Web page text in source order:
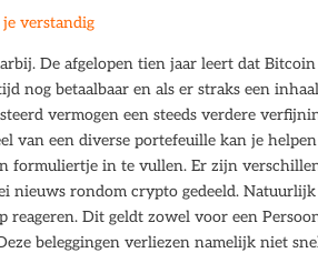
verstandig
De afgelopen tien jaar leert dat
nog betaalbaar en als er straks een
vermogen een steeds verdere
van een diverse portefeuille kan je
formuliertje in te vullen. Er zijn
nieuws rondom crypto gedeeld.
reageren. Dit geldt zowel voor een
beleggingen verliezen namelijk niet